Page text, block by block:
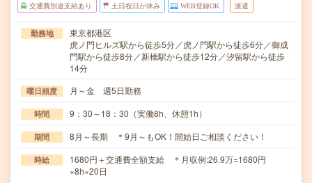
交通費別途支給あり 土日祝日が休み WEB登録OK 派遣
勤務地
東京都港区
虎ノ門ヒルズ駅から徒歩5分／虎ノ門駅から徒歩6分／御成
門駅から徒歩8分／新橋駅から徒歩12分／汐留駅から徒歩
14分
曜日頻度 月～金 週5日勤務
時間 9：30～18：30（実働8h、休憩1h）
期間 8月～長期 ＊9月～もOK！開始日ご相談ください！
時給
1680円＋交通費全額支給 ＊月収例:26.9万=1680円
×8h×20日